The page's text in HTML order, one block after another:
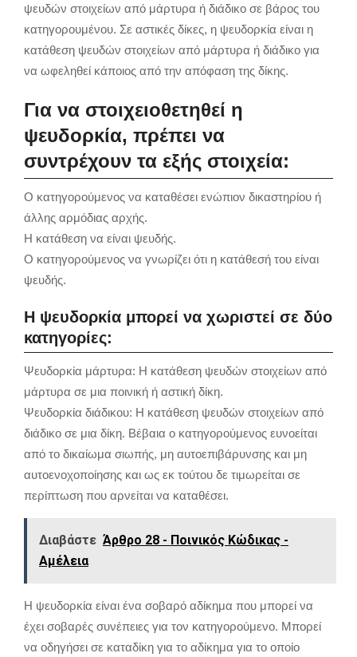
ψευδών στοιχείων από μάρτυρα ή διάδικο σε βάρος του
κατηγορουμένου. Σε αστικές δίκες, η ψευδορκία είναι η
κατάθεση ψευδών στοιχείων από μάρτυρα ή διάδικο για
να ωφεληθεί κάποιος από την απόφαση της δίκης.
Για να στοιχειοθετηθεί η
ψευδορκία, πρέπει να
συντρέχουν τα εξής στοιχεία:
Ο κατηγορούμενος να καταθέσει ενώπιον δικαστηρίου ή
άλλης αρμόδιας αρχής.
Η κατάθεση να είναι ψευδής.
Ο κατηγορούμενος να γνωρίζει ότι η κατάθεσή του είναι
ψευδής.
Η ψευδορκία μπορεί να χωριστεί σε δύο
κατηγορίες:
Ψευδορκία μάρτυρα: Η κατάθεση ψευδών στοιχείων από
μάρτυρα σε μια ποινική ή αστική δίκη.
Ψευδορκία διάδικου: Η κατάθεση ψευδών στοιχείων από
διάδικο σε μια δίκη. Βέβαια ο κατηγορούμενος ευνοείται
από το δικαίωμα σιωπής, μη αυτοεπιβάρυνσης και μη
αυτοενοχοποίησης και ως εκ τούτου δε τιμωρείται σε
περίπτωση που αρνείται να καταθέσει.
Διαβάστε Άρθρο 28 - Ποινικός Κώδικας -
Αμέλεια
Η ψευδορκία είναι ένα σοβαρό αδίκημα που μπορεί να
έχει σοβαρές συνέπειες για τον κατηγορούμενο. Μπορεί
να οδηγήσει σε καταδίκη για το αδίκημα για το οποίο